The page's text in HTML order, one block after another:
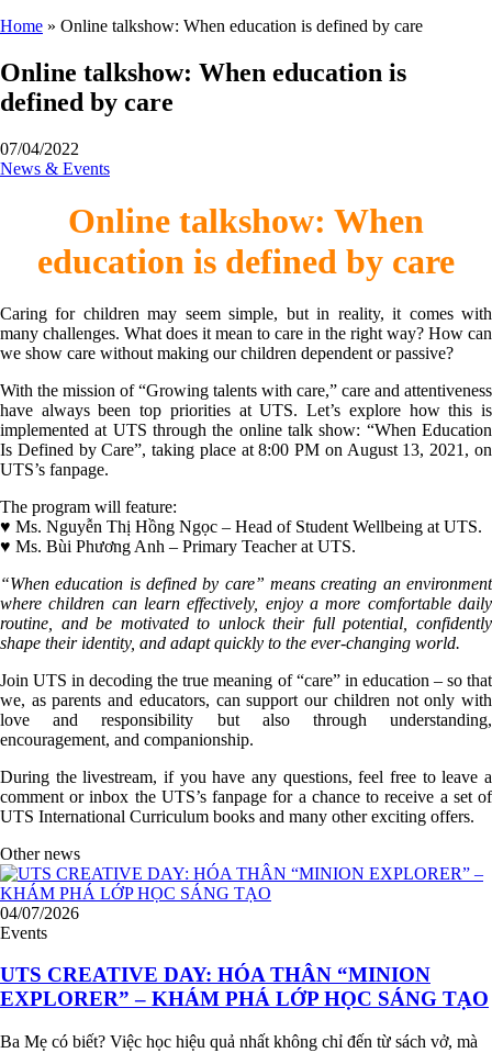
Home » Online talkshow: When education is defined by care
Online talkshow: When education is
defined by care
07/04/2022
News & Events
Online talkshow: When
education is defined by care
Caring for children may seem simple, but in reality, it comes with
many challenges. What does it mean to care in the right way? How can
we show care without making our children dependent or passive?
With the mission of “Growing talents with care,” care and attentiveness
have always been top priorities at UTS. Let’s explore how this is
implemented at UTS through the online talk show: “When Education
Is Defined by Care”, taking place at 8:00 PM on August 13, 2021, on
UTS’s fanpage.
The program will feature:
♥️ Ms. Nguyễn Thị Hồng Ngọc – Head of Student Wellbeing at UTS.
♥️ Ms. Bùi Phương Anh – Primary Teacher at UTS.
“When education is defined by care” means creating an environment
where children can learn effectively, enjoy a more comfortable daily
routine, and be motivated to unlock their full potential, confidently
shape their identity, and adapt quickly to the ever-changing world.
Join UTS in decoding the true meaning of “care” in education – so that
we, as parents and educators, can support our children not only with
love and responsibility but also through understanding,
encouragement, and companionship.
During the livestream, if you have any questions, feel free to leave a
comment or inbox the UTS’s fanpage for a chance to receive a set of
UTS International Curriculum books and many other exciting offers.
Other news
04/07/2026
Events
UTS CREATIVE DAY: HÓA THÂN “MINION
EXPLORER” – KHÁM PHÁ LỚP HỌC SÁNG TẠO
Ba Mẹ có biết? Việc học hiệu quả nhất không chỉ đến từ sách vở, mà